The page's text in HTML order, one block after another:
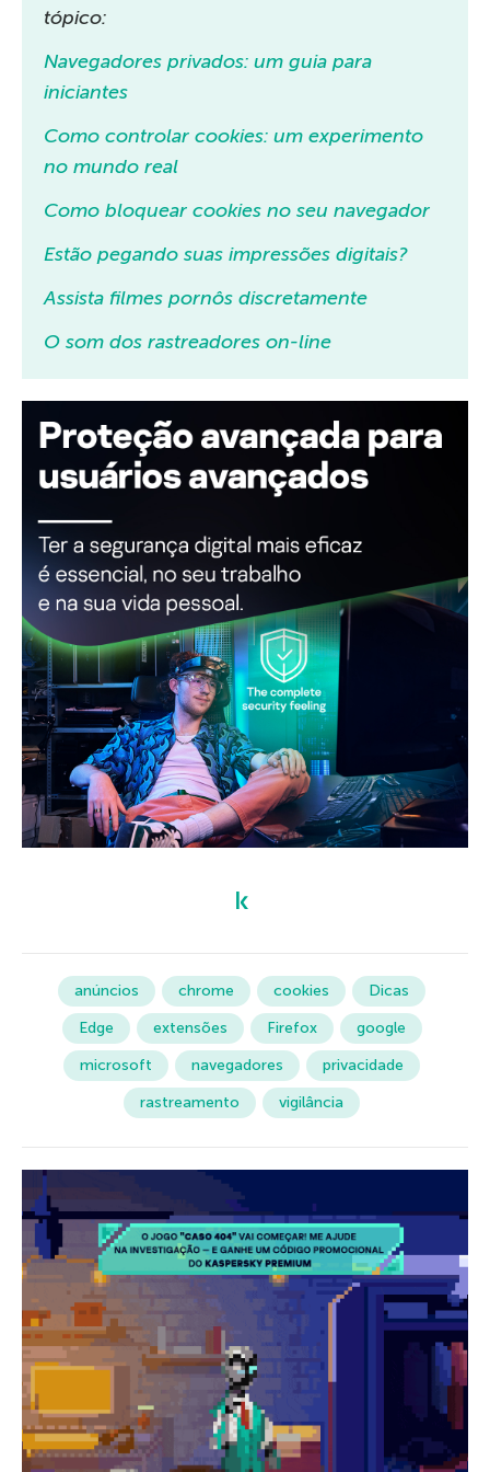
tópico:
Navegadores privados: um guia para
iniciantes
Como controlar cookies: um experimento
no mundo real
Como bloquear cookies no seu navegador
Estão pegando suas impressões digitais?
Assista filmes pornôs discretamente
O som dos rastreadores on-line
anúncios chrome cookies
Dicas
Edge
extensões Firefox
google
microsoft
navegadores
privacidade
rastreamento
vigilância